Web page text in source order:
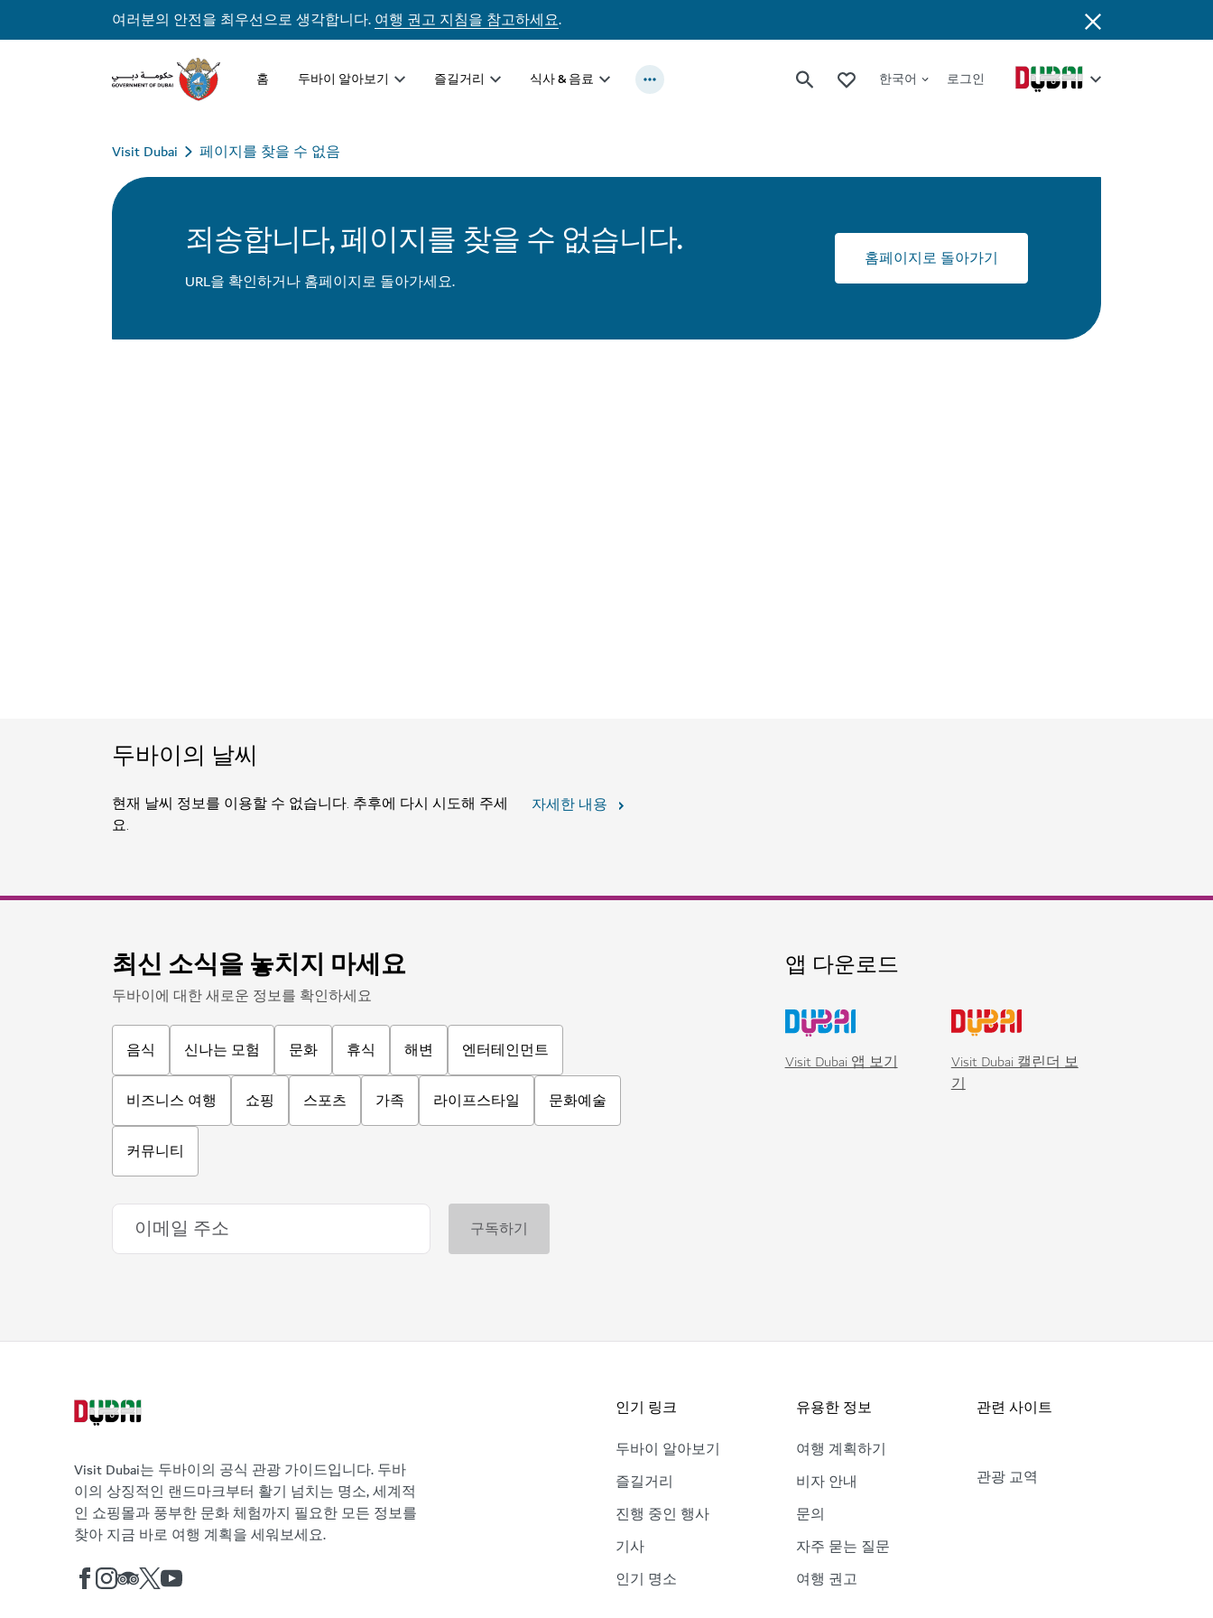
여러분의 안전을 최우선으로 생각합니다.여행 권고 지침을 참고하세요.
홈 두바이 알아보기 즐길거리 식사 & 음료 한국어 로그인
Visit Dubai 페이지를 찾을 수 없음
죄송합니다, 페이지를 찾을 수 없습니다.
URL을 확인하거나 홈페이지로 돌아가세요.
홈페이지로 돌아가기
두바이의 날씨
현재 날씨 정보를 이용할 수 없습니다. 추후에 다시 시도해 주세
요.
자세한 내용
최신 소식을 놓치지 마세요
두바이에 대한 새로운 정보를 확인하세요
음식 신나는 모험 문화 휴식 해변 엔터테인먼트
비즈니스 여행 쇼핑 스포츠 가족 라이프스타일 문화예술
커뮤니티
앱 다운로드
Visit Dubai 앱 보기
Visit Dubai 캘린더 보
기
Visit Dubai는 두바이의 공식 관광 가이드입니다. 두바
이의 상징적인 랜드마크부터 활기 넘치는 명소, 세계적
인 쇼핑몰과 풍부한 문화 체험까지 필요한 모든 정보를
찾아 지금 바로 여행 계획을 세워보세요.
인기 링크
두바이 알아보기
즐길거리
진행 중인 행사
기사
인기 명소
유용한 정보
여행 계획하기
비자 안내
문의
자주 묻는 질문
여행 권고
관련 사이트
관광 교역